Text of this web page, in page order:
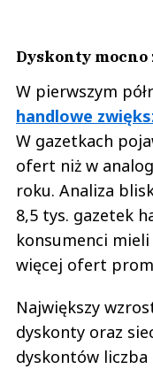
Dyskonty
W pierwszym
handlowe
W gazetkach
ofert niż w
roku. Analiza
8,5 tys. gazetek
konsumenci
więcej ofert
Największy
dyskonty oraz
dyskontów liczba